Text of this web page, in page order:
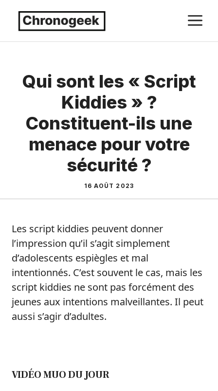
Qui sont les « Script
Kiddies » ?
Constituent-ils une
menace pour votre
sécurité ?
16 AOÛT 2023
Les script kiddies peuvent donner
l’impression qu’il s’agit simplement
d’adolescents espiègles et mal
intentionnés. C’est souvent le cas, mais les
script kiddies ne sont pas forcément des
jeunes aux intentions malveillantes. Il peut
aussi s’agir d’adultes.
VIDÉO MUO DU JOUR